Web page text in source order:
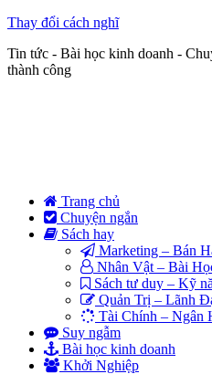
Thay đổi cách nghĩ
Tin tức - Bài học kinh doanh -
thành công
Trang chủ
Chuyện ngắn
Sách hay
Marketing – Bán
Nhân Vật – Bài
Sách tư duy – Kỹ
Quản Trị – Lãnh
Tài Chính – Ngân
Suy ngẫm
Bài học kinh doanh
Khởi Nghiệp